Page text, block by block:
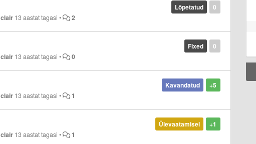
0
Lõpetatud
13 aastat tagasi • 2
0
Fixed
13 aastat tagasi • 0
+5
Kavandatud
13 aastat tagasi • 1
+1
Ülevaatamisel
13 aastat tagasi • 1